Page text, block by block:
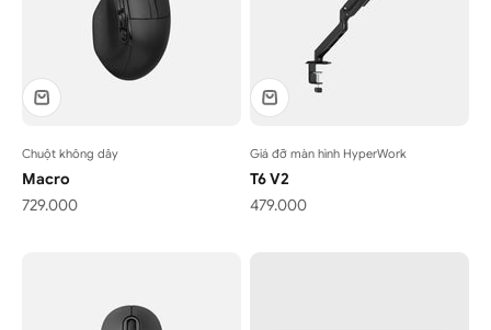
Chuột không dây
Macro
Giá bán
729.000
Giá đỡ màn hình HyperWork
T6 V2
Giá bán
479.000